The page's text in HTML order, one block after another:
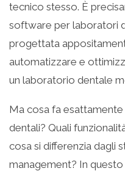
tecnico stesso. È
software per laboratori
progettata
automatizzare e
un laboratorio dentale
Ma cosa fa
dentali? Quali
cosa si differenzia dagli
management? In